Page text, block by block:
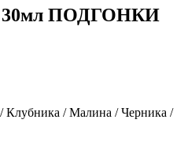
30мл ПОДГОНКИ
Клубника / Малина / Черника /